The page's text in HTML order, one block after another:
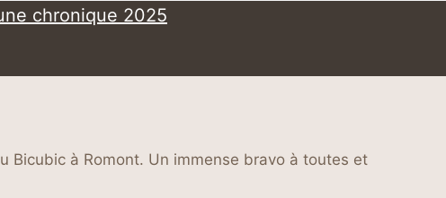
chronique 2025
Bicubic à Romont. Un immense bravo à toutes et